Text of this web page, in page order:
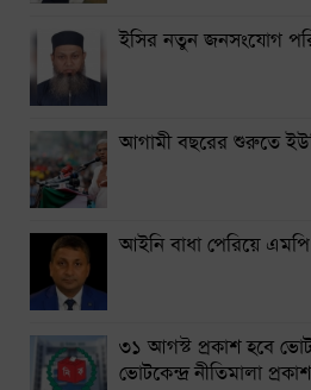
ইসির নতুন জনসংযোগ
আগামী বছরের শুরুতে
আইনি বাধা পেরিয়ে
৩১ আগস্ট প্রকাশ হবে
ভোটকেন্দ্র নীতিমালা প্রকাশ